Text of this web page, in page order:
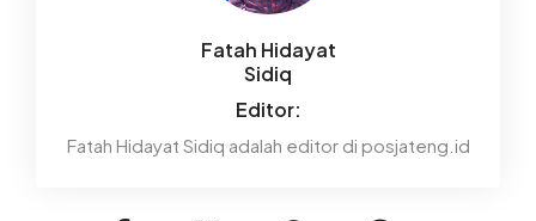
Fatah Hidayat
Sidiq
Editor:
Fatah Hidayat Sidiq adalah editor di posjateng.id